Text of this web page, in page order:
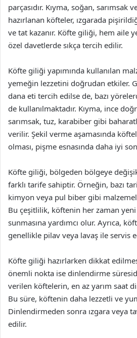
parçasıdır. Kıyma, soğan, sarımsak
hazırlanan köfteler, ızgarada
ve tat kazanır. Köfte giliği, hem aile
özel davetlerde sıkça tercih edilir.
Köfte giliği yapımında kullanılan
yemeğin lezzetini doğrudan etkiler.
dana eti tercih edilse de, bazı
de kullanılmaktadır. Kıyma, ince
sarımsak, tuz, karabiber gibi
verilir. Şekil verme aşamasında
olması, pişme esnasında daha iyi
Köfte giliği, bölgeden bölgeye
farklı tarife sahiptir. Örneğin, bazı
kimyon veya pul biber gibi
Bu çeşitlilik, köftenin her zaman
sunmasına yardımcı olur. Ayrıca,
genellikle pilav veya lavaş ile servis
Köfte giliği hazırlarken dikkat
önemli nokta ise dinlendirme
verilen köftelerin, en az yarım saat
Bu süre, köftenin daha lezzetli ve
Dinlendirmeden sonra ızgara veya
edilir.